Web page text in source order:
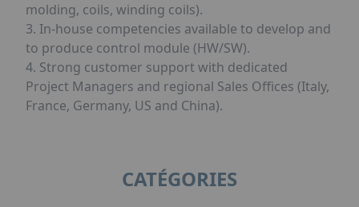
molding, coils, winding coils).
3. In-house competencies available to develop and
to produce control module (HW/SW).
4. Strong customer support with dedicated
Project Managers and regional Sales Offices (Italy,
France, Germany, US and China).
CATÉGORIES